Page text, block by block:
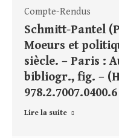
Compte-Rendus
Schmitt-Pantel
Moeurs et
siècle. – Paris :
bibliogr., fig. –
978.2.7007.0400.6
Lire la suite